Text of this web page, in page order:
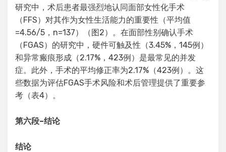
研究中，术后患者最强烈地认同面部女性化手术
（FFS）对其作为女性生活能力的重要性（平均值
=4.56/5，n=137）（图2）。在面部性别确认手术
（FGAS）的研究中，硬件可触及性（3.45%，145例）
和异常瘢痕形成（2.17%，423例）是最常见的并发
症。此外，手术的平均修正率为2.17%（423例）。这
些数据为评估FGAS手术风险和术后管理提供了重要参
考（表4）。
第六段–结论
结论